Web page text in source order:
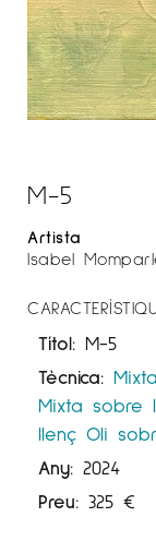
M-5
Artista
Isabel
Títol: M-5
Tècnica:
Mixta sobre
llenç Oli
Any: 2024
Preu: 325 €